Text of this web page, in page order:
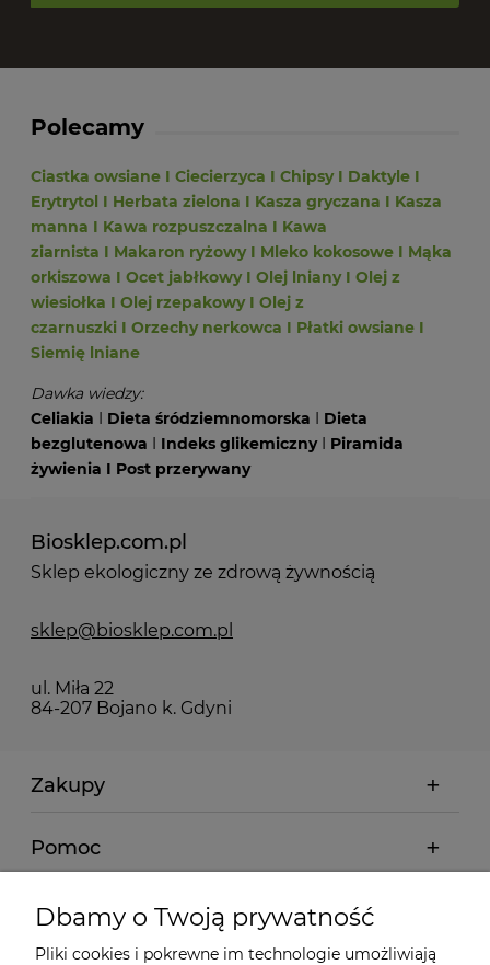
Polecamy
Ciastka owsiane I Ciecierzyca I ChipsyI Daktyle I
Erytrytol I Herbata zielona I Kasza gryczana I Kasza
manna I Kawa rozpuszczalna I Kawa
ziarnista I Makaron ryżowyI Mleko kokosowe I Mąka
orkiszowa I Ocet jabłkowyI Olej lnianyI Olej z
wiesiołka I Olej rzepakowyI Olej z
czarnuszki I Orzechy nerkowca I Płatki owsiane I
Siemię lniane
Dawka wiedzy:
Celiakia I Dieta śródziemnomorska I Dieta
bezglutenowa I Indeks glikemicznyI Piramida
żywienia I Post przerywany
Biosklep.com.pl
Sklep ekologiczny ze zdrową żywnością
sklep@biosklep.com.pl
ul. Miła 22
84-207 Bojano k. Gdyni
Zakupy
Pomoc
Moje konto
Dbamy o Twoją prywatność
Pliki cookies i pokrewne im technologie umożliwiają